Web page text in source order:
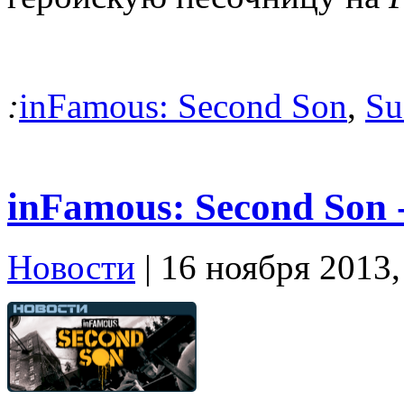
:inFamous: Second Son,
inFamous: Second
Новости | 16 ноября